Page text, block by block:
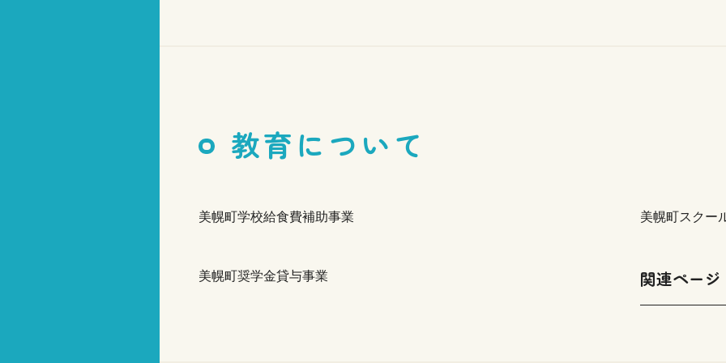
教育について
美幌町学校給食費補助事業 美幌町スクー
美幌町奨学金貸与事業 関連ページ